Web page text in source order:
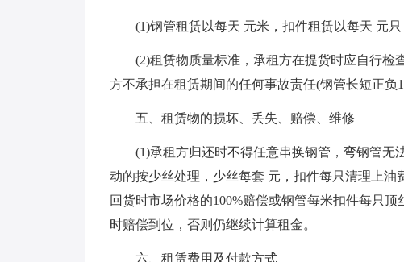
(1)钢管租赁以每天 元米，扣件租赁以每天 元
(2)租赁物质量标准，承租方在提货时应自行检
方不承担在租赁期间的任何事故责任(钢管长短正负
五、租赁物的损坏、丢失、赔偿、维修
(1)承租方归还时不得任意串换钢管，弯钢管无
动的按少丝处理，少丝每套 元，扣件每只清理上
回货时市场价格的100%赔偿或钢管每米扣件每只
时赔偿到位，否则仍继续计算租金。
六、租赁费用及付款方式